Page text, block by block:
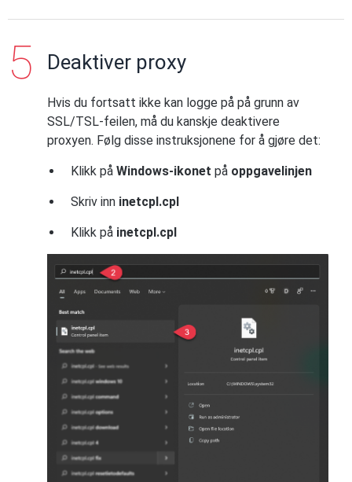
Deaktiver proxy
Hvis du fortsatt ikke kan logge på på grunn av
SSL/TSL-feilen, må du kanskje deaktivere
proxyen. Følg disse instruksjonene for å gjøre det:
Klikk på Windows-ikonet på oppgavelinjen
Skriv inn inetcpl.cpl
Klikk på inetcpl.cpl